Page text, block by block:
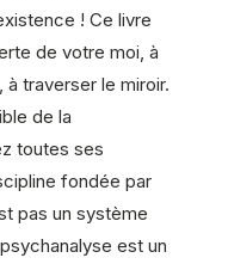
! Ce livre
de votre moi, à
traverser le miroir.
de la
toutes ses
fondée par
pas un système
est un